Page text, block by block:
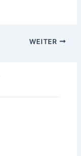
WEITER